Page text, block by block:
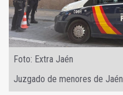
Foto: Extra Jaén
Juzgado de menores de Jaén